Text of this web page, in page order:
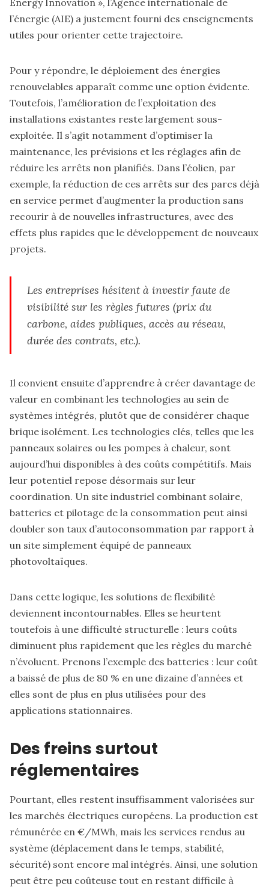
l’énergie (AIE) a justement fourni des enseignements
utiles pour orienter cette trajectoire.
Pour y répondre, le déploiement des énergies
renouvelables apparaît comme une option évidente.
Toutefois, l’amélioration de l’exploitation des
installations existantes reste largement sous-
exploitée. Il s’agit notamment d’optimiser la
maintenance, les prévisions et les réglages afin de
réduire les arrêts non planifiés. Dans l’éolien, par
exemple, la réduction de ces arrêts sur des parcs déjà
en service permet d’augmenter la production sans
recourir à de nouvelles infrastructures, avec des
effets plus rapides que le développement de nouveaux
projets.
Les entreprises hésitent à investir faute de
visibilité sur les règles futures (prix du
carbone, aides publiques, accès au réseau,
durée des contrats, etc.).
Il convient ensuite d’apprendre à créer davantage de
valeur en combinant les technologies au sein de
systèmes intégrés, plutôt que de considérer chaque
brique isolément. Les technologies clés, telles que les
panneaux solaires ou les pompes à chaleur, sont
aujourd’hui disponibles à des coûts compétitifs. Mais
leur potentiel repose désormais sur leur
coordination. Un site industriel combinant solaire,
batteries et pilotage de la consommation peut ainsi
doubler son taux d’autoconsommation par rapport à
un site simplement équipé de panneaux
photovoltaïques.
Dans cette logique, les solutions de flexibilité
deviennent incontournables. Elles se heurtent
toutefois à une difficulté structurelle : leurs coûts
diminuent plus rapidement que les règles du marché
n’évoluent. Prenons l’exemple des batteries : leur coût
a baissé de plus de 80 % en une dizaine d’années et
elles sont de plus en plus utilisées pour des
applications stationnaires.
Des freins surtout
réglementaires
Pourtant, elles restent insuffisamment valorisées sur
les marchés électriques européens. La production est
rémunérée en €/MWh, mais les services rendus au
système (déplacement dans le temps, stabilité,
sécurité) sont encore mal intégrés. Ainsi, une solution
peut être peu coûteuse tout en restant difficile à